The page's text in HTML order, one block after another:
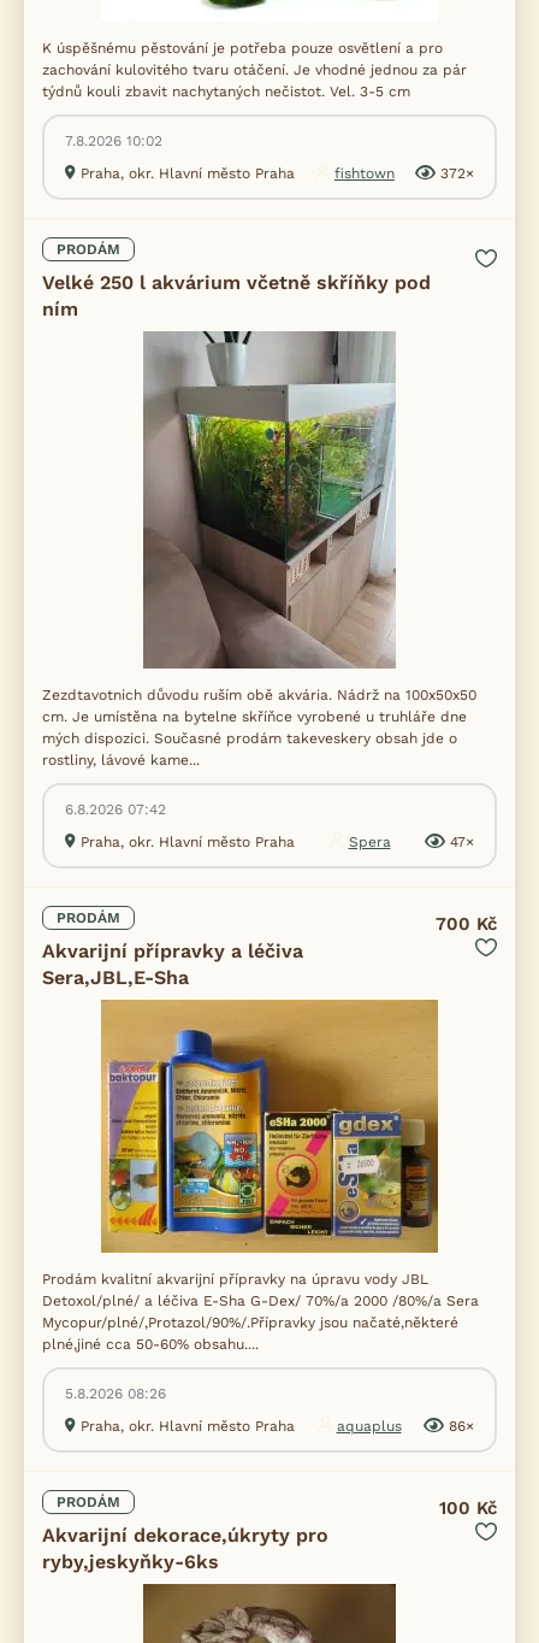
K úspěšnému pěstování je potřeba pouze osvětlení a pro
zachování kulovitého tvaru otáčení. Je vhodné jednou za pár
týdnů kouli zbavit nachytaných nečistot. Vel. 3-5 cm
7.8.2026 10:02
Praha, okr. Hlavní město Praha
fishtown 372×
PRODÁM
Velké 250 l akvárium včetně skříňky pod
ním
Zezdtavotnich důvodu ruším obě akvária. Nádrž na 100x50x50
cm. Je umístěna na bytelne skříňce vyrobené u truhláře dne
mých dispozici. Současné prodám takeveskery obsah jde o
rostliny, lávové kame...
6.8.2026 07:42
Praha, okr. Hlavní město Praha
Spera 47×
PRODÁM
Akvarijní přípravky a léčiva
Sera,JBL,E-Sha
700 Kč
Prodám kvalitní akvarijní přípravky na úpravu vody JBL
Detoxol/plné/ a léčiva E-Sha G-Dex/ 70%/a 2000 /80%/a Sera
Mycopur/plné/,Protazol/90%/.Přípravky jsou načaté,některé
plné,jiné cca 50-60% obsahu....
5.8.2026 08:26
Praha, okr. Hlavní město Praha
aquaplus 86×
PRODÁM
Akvarijní dekorace,úkryty pro
ryby,jeskyňky-6ks
100 Kč